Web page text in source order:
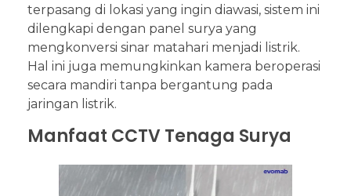
terpasang di lokasi yang ingin diawasi, sistem ini
dilengkapi dengan panel surya yang
mengkonversi sinar matahari menjadi listrik.
Hal ini juga memungkinkan kamera beroperasi
secara mandiri tanpa bergantung pada
jaringan listrik.
Manfaat CCTV Tenaga Surya